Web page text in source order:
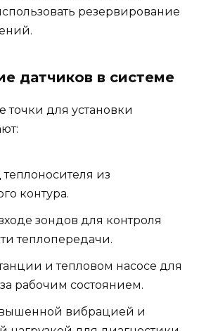
резервирование
датчиков в системе
для установки
из
контура.
зондов для контроля
теплопередачи.
и тепловом насосе для
рабочим состоянием.
вибрацией и